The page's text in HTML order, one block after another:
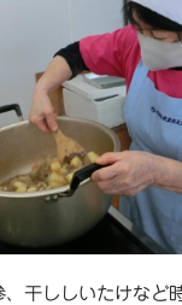
、干ししいたけなど